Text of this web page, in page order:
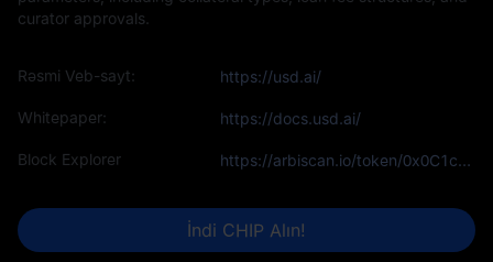
curator approvals.
Rəsmi Veb-sayt: https://usd.ai/
Whitepaper: https://docs.usd.ai/
Block Explorer https://arbiscan.io/token/0x0C1c1C109FE34733fca54b82d7B46B75CFb71F6e
İndi CHIP Alın!